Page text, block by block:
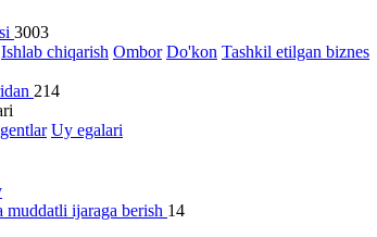
3003
Ishlab chiqarish Ombor Do'kon Tashkil etilgan biznes
214
Uy egalari
muddatli ijaraga berish 14